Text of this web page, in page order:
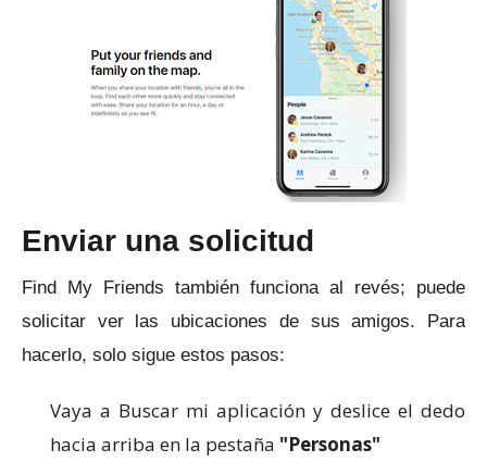
Enviar una solicitud
Find My Friends también funciona al revés; puede
solicitar ver las ubicaciones de sus amigos.
Para
hacerlo, solo sigue estos pasos:
Vaya a Buscar mi aplicación y deslice el dedo
hacia arriba en la pestaña "Personas"